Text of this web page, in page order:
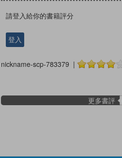
請登入給你的書籍評分
登入
nickname-scp-783379 |
更多書評